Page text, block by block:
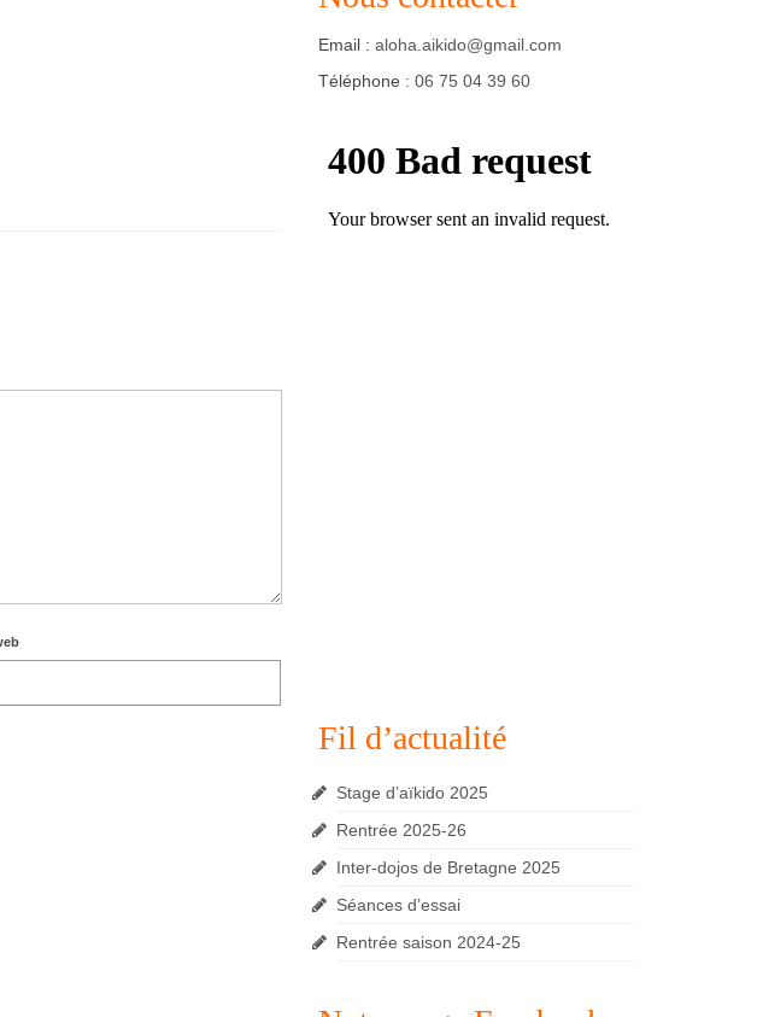
Email : aloha.aikido@gmail.com
Téléphone : 06 75 04 39 60
Fil d’actualité
Stage d’aïkido 2025
Rentrée 2025-26
Inter-dojos de Bretagne 2025
Séances d’essai
Rentrée saison 2024-25